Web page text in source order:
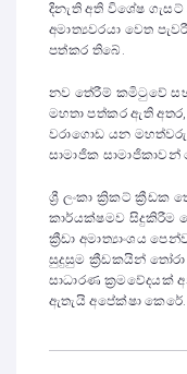
දිනැති අති විශේෂ
අමාත්‍යවරයා වෙත
පත්කර තිබේ.
නව තේරීම් කමිටුවේ
මහතා පත්කර ඇති
වරාගොඩ යන
සාමාජික
ශ්‍රී ලංකා ක්‍රිකට් ක්‍රීඩක
කාර්යක්ෂමව සිදුකිරීම
ක්‍රීඩා අමාත්‍යාංශය
සුදුසුම ක්‍රීඩකයින්
සාධාරණ
ඇතැයි අපේක්ෂා කෙරේ.